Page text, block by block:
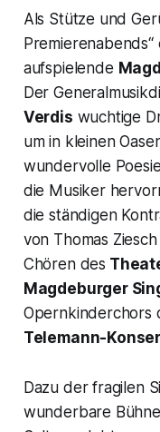
Als Stütze und
Premierenabends“
aufspielende
Der
Verdis wuchtige
um in kleinen
wundervolle
die Musiker
die ständigen
von Thomas
Chören des
Magdeburger
Opernkinderchors
Telemann-
Dazu der fragilen
wunderbare